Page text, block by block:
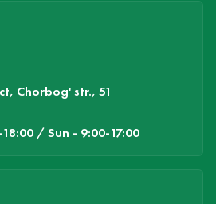
Chorbog' str., 51
/ Sun - 9:00-17:00